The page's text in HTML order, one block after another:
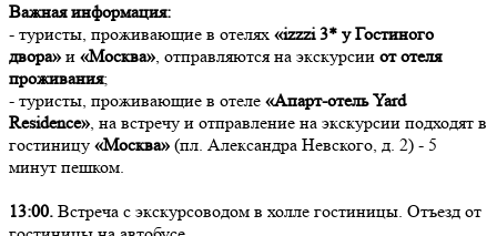
Важная информация:
- туристы, проживающие в отелях «izzzi 3* у Гостиного
двора» и «Москва», отправляются на экскурсии от отеля
проживания;
- туристы, проживающие в отеле «Апарт-отель Yard
Residence», на встречу и отправление на экскурсии подходят в
гостиницу «Москва» (пл. Александра Невского, д. 2) - 5
минут пешком.
13:00. Встреча с экскурсоводом в холле гостиницы. Отъезд от